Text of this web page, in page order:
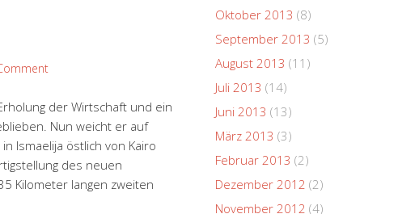
der Wirtschaft und ein
Nun weicht er auf
Ismaelija östlich von Kairo
des neuen
Kilometer langen zweiten
Oktober 2013 (8)
September 2013 (5)
August 2013 (11)
Juli 2013 (14)
Juni 2013 (13)
März 2013 (3)
Februar 2013 (2)
Dezember 2012 (2)
November 2012 (4)